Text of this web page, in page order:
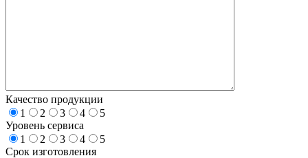
Качество продукции
1
2 3 4
5
Уровень сервиса
1
2 3 4
5
Срок изготовления